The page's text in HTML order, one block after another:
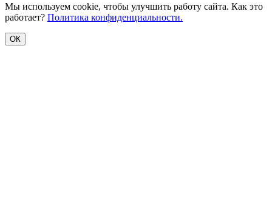
Мы используем cookie, чтобы улучшить работу сайта. Как это
работает? Политика конфиденциальности.
ОК